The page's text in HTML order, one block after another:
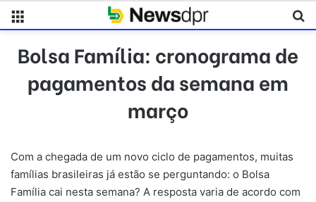
Bolsa Família: cronograma de
pagamentos da semana em
março
Com a chegada de um novo ciclo de pagamentos, muitas
famílias brasileiras já estão se perguntando: o Bolsa
Família cai nesta semana? A resposta varia de acordo com